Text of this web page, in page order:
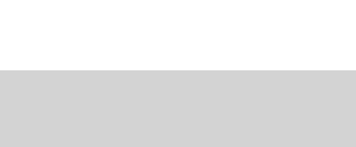
de tela